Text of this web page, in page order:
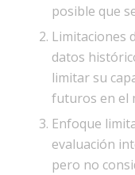
posible que
Limitaciones
datos
limitar su
futuros en el
Enfoque
evaluación
pero no